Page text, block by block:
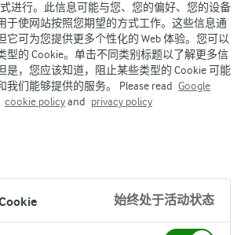
进行。此信息可能与您、您的偏好、您的设备
于使网站按照您期望的方式工作。这些信息通
它可为您提供更多个性化的 Web 体验。您可以
型的 Cookie。单击不同类别标题以了解更多信
是，您应该知道，阻止某些类型的 Cookie 可能
我们能够提供的服务。 Please read Google
cookie policyand privacy policy
始终处于活动状态